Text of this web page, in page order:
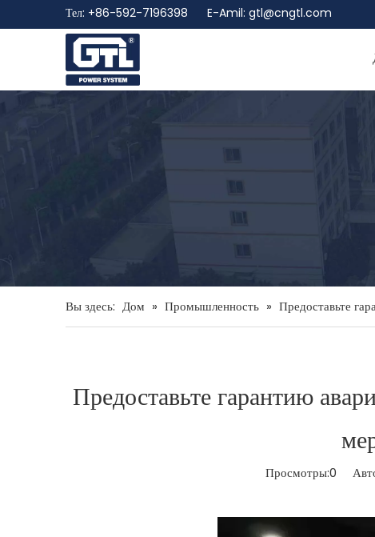
Тел: +86-592-7196398 E-Amil: gtl@cngtl.com
Вы здесь: Дом » Промышленность » Предоставьте
Предоставьте гарантию
Просмотры:0